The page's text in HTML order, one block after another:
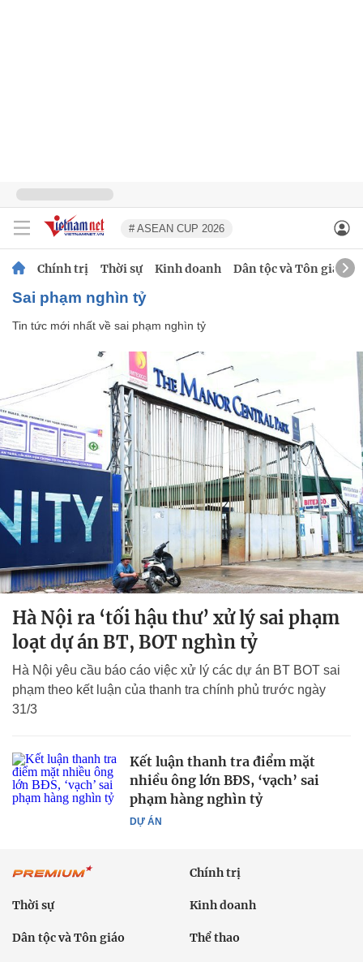
# ASEAN CUP 2026
Chính trị Thời sự Kinh doanh Dân tộc và Tôn giáo
sai phạm nghìn tỷ
Tin tức mới nhất về sai phạm nghìn tỷ
Hà Nội ra ‘tối hậu thư’ xử lý sai phạm
loạt dự án BT, BOT nghìn tỷ
Hà Nội yêu cầu báo cáo việc xử lý các dự án BT BOT sai
phạm theo kết luận của thanh tra chính phủ trước ngày
31/3
DỰ ÁN
Kết luận thanh tra điểm mặt
nhiều ông lớn BĐS, ‘vạch’ sai
phạm hàng nghìn tỷ
Chính trị
Thời sự Kinh doanh
Dân tộc và Tôn giáo Thể thao